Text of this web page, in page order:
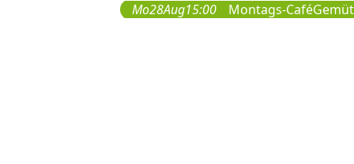
Mo28Aug15:00 Montags-Café